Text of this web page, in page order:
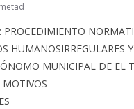
PROCEDIMIENTO
HUMANOSIRREGULARES
MUNICIPAL DE EL
MOTIVOS